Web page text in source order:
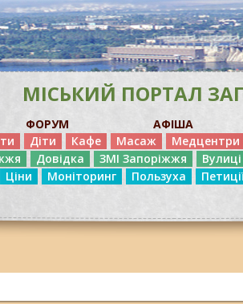
МІСЬКИЙ ПОРТАЛ
ФОРУМ АФІША
Діти Кафе Масаж Медцентри
Довідка ЗМІ Запоріжжя Вулиці
Ціни Моніторинг Пользуха